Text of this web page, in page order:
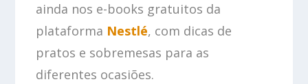
ainda nos e-books gratuitos da
plataforma Nestlé, com dicas de
pratos e sobremesas para as
diferentes ocasiões.